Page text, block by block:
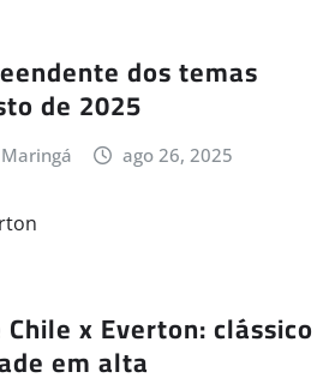
dos temas
de 2025
ago 26, 2025
x Everton: clássico
em alta